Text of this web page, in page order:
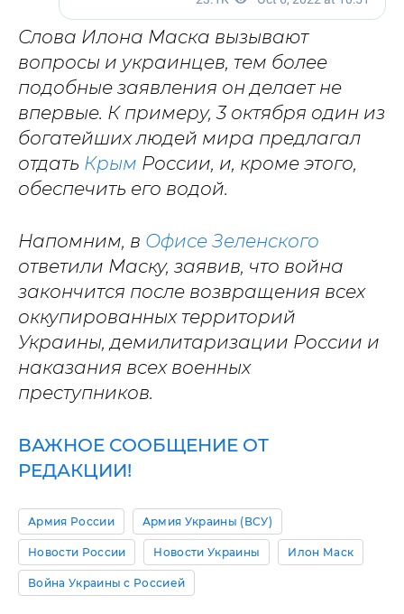
Слова Илона Маска вызывают
вопросы и украинцев, тем более
подобные заявления он делает не
впервые. К примеру, 3 октября один из
богатейших людей мира предлагал
отдать Крым России, и, кроме этого,
обеспечить его водой.
Напомним, в Офисе Зеленского
ответили Маску, заявив, что война
закончится после возвращения всех
оккупированных территорий
Украины, демилитаризации России и
наказания всех военных
преступников.
ВАЖНОЕ СООБЩЕНИЕ ОТ
РЕДАКЦИИ!
Армия России Армия Украины (ВСУ)
Новости России Новости Украины Илон Маск
Война Украины с Россией